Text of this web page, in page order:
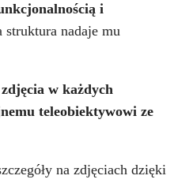
i
struktura nadaje mu
w każdych
teleobiektywowi ze
na zdjęciach dzięki